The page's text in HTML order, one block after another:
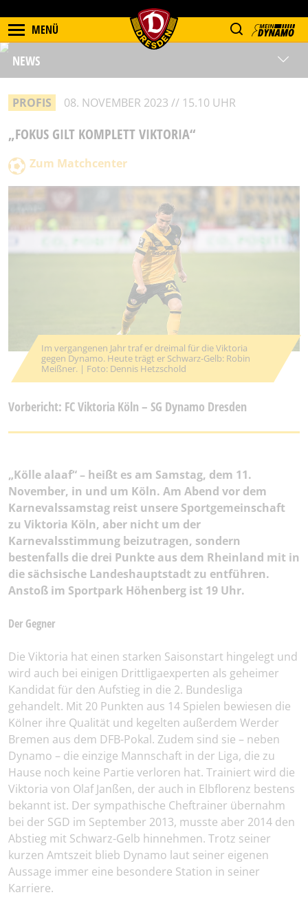
MENÜ
NEWS
PROFIS 08. NOVEMBER 2023 // 15.10 UHR
„FOKUS GILT KOMPLETT VIKTORIA“
Zum Matchcenter
Im vergangenen Jahr traf er dreimal für die Viktoria
gegen Dynamo. Heute trägt er Schwarz-Gelb: Robin
Meißner. | Foto: Dennis Hetzschold
Vorbericht: FC Viktoria Köln – SG Dynamo Dresden
„Kölle alaaf“ – heißt es am Samstag, dem 11.
November, in und um Köln. Am Abend vor dem
Karnevalssamstag reist unsere Sportgemeinschaft
zu Viktoria Köln, aber nicht um der
Karnevalsstimmung beizutragen, sondern
bestenfalls die drei Punkte aus dem Rheinland mit in
die sächsische Landeshauptstadt zu entführen.
Anstoß im Sportpark Höhenberg ist 19 Uhr.
Der Gegner
Die Viktoria hat einen starken Saisonstart hingelegt und
wird auch bei einigen Drittligaexperten als geheimer
Kandidat für den Aufstieg in die 2. Bundesliga
gehandelt. Mit 20 Punkten aus 14 Spielen bewiesen die
Kölner ihre Qualität und kegelten außerdem Werder
Bremen aus dem DFB-Pokal. Zudem sind sie – neben
Dynamo – die einzige Mannschaft in der Liga, die zu
Hause noch keine Partie verloren hat. Trainiert wird die
Viktoria von Olaf Janßen, der auch in Elbflorenz bestens
bekannt ist. Der sympathische Cheftrainer übernahm
bei der SGD im September 2013, musste aber 2014 den
Abstieg mit Schwarz-Gelb hinnehmen. Trotz seiner
kurzen Amtszeit blieb Dynamo laut seiner eigenen
Aussage immer eine besondere Station in seiner
Karriere.